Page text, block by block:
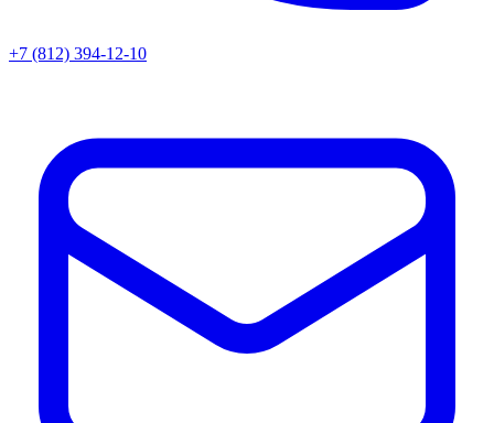
+7 (812) 394-12-10